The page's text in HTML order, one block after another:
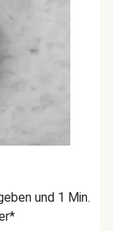
und 1 Min.